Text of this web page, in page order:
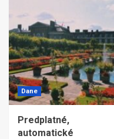
Dane
Predplatné,
automatické